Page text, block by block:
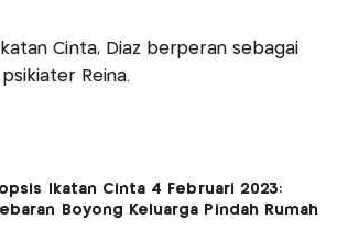
Cinta, Diaz berperan sebagai
Reina.
Ikatan Cinta 4 Februari 2023:
Boyong Keluarga Pindah Rumah